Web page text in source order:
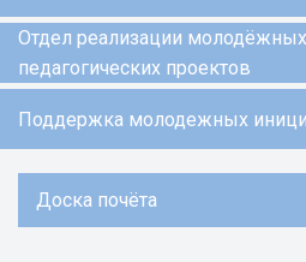
Отдел реализации
педагогических проектов
Поддержка молодежных
Доска почёта